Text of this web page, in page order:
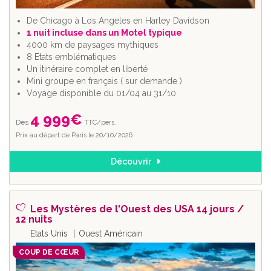
Vous cherchez des idées pour votrevoyage aux USA
en autotour,intéressez vous aux Routes panoramiques
et Routes mythiques !
La mythique Route 66
Américain".
La Beveridge Parkway s'étalant entre Virginie,
Caroline du nord, et Tennessee.
plusieurs autotours
La Route du Blues, highway 61, traversant plusieurs
Sensations du monde vous propose
+ assurances comprises. Partez l’esprit libre !
Quelle durée pour votre autotour Etats Unis ?
Plus court sur la Floride, plus dense dans l'Ouest américain,
votreautotour aux USA tout compris
8 jours à 3 semaines pour un maximum de découvertes. La
durée idéale pour la majorité des autotours est de 2
De Chicago à Los Angeles en Harley Davidson
1 nuit incluse dans un Motel typique
4000 km de paysages mythiques
8 Etats emblématiques
Un itinéraire complet en liberté
Mini groupe en français ( sur demande )
Voyage disponible du 01/04 au 31/10
Dès 4 999€ TTC/pers.
Prix au départ de Paris le 20/10/2026
Découvrir
Les Mystères de l'Ouest des USA 14 jours /
12 nuits
Etats Unis Ouest Américain
COUP DE CŒUR